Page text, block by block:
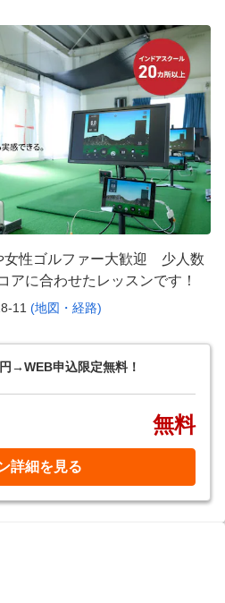
性ゴルファー大歓迎 少人数
アに合わせたレッスンです！
11 (地図・経路)
→WEB申込限定無料！
無料
詳細を見る